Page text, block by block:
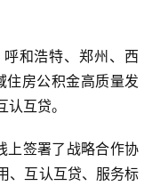
和浩特、郑州、西
住房公积金高质量发
互贷。
上签署了战略合作协
、互认互贷、服务标